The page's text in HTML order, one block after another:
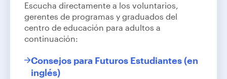
Escucha directamente a los voluntarios,
gerentes de programas y graduados del
centro de educación para adultos a
continuación:
Consejos para Futuros Estudiantes (en
inglés)